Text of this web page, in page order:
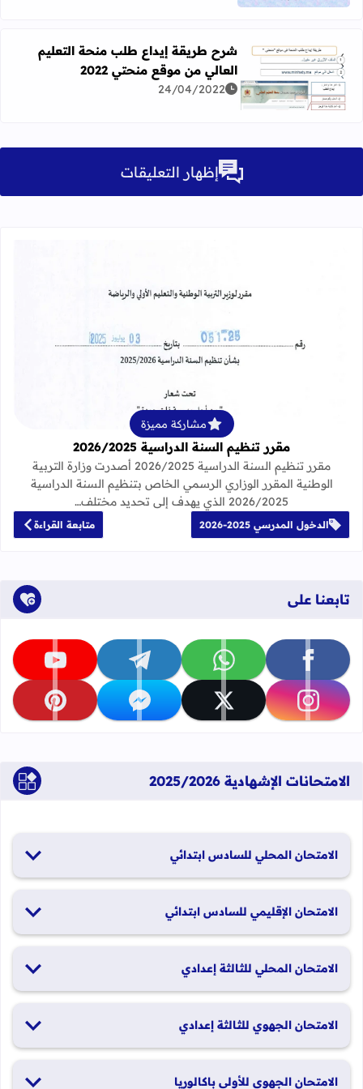
اقرأ المزيد عن شرح طريقة إيداع طلب منحة التعليم العالي من
شرح طريقة إيداع طلب منحة التعليم
العالي من موقع منحتي 2022
24/04/2022
إظهار التعليقات
قراءة المزيد عن مقرر تنظيم السنة الدراسية
مشاركة مميزة
مقرر تنظيم السنة الدراسية 2026/2025
مقرر تنظيم السنة الدراسية 2026/2025 أصدرت وزارة التربية
الوطنية المقرر الوزاري الرسمي الخاص بتنظيم السنة الدراسية
2026/2025 الذي يهدف إلى تحديد مختلف…
الدخول المدرسي 2025-2026 متابعة القراءة
تابعنا على
تابعنا على facebook تابعنا على whatsapp تابعنا على telegram تابعنا على youtube
تابعنا على instagram تابعنا على x تابعنا على messenger تابعنا على pinterest
الامتحانات الإشهادية 2025/2026
الامتحان المحلي للسادس ابتدائي
الامتحان الإقليمي للسادس ابتدائي
الامتحان المحلي للثالثة إعدادي
الامتحان الجهوي للثالثة إعدادي
الامتحان الجهوي للأولى باكالوريا